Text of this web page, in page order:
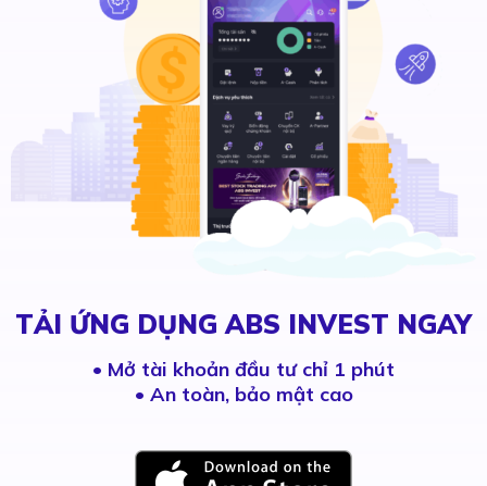
TẢI ỨNG DỤNG ABS INVEST NGAY
• Mở tài khoản đầu tư chỉ 1 phút
• An toàn, bảo mật cao